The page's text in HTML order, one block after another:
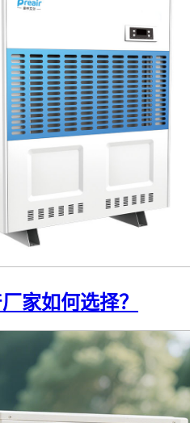
家如何选择？